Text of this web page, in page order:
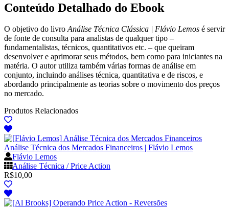
Conteúdo Detalhado do Ebook
O objetivo do livroAnálise Técnica Clássica | Flávio Lemos é servir
de fonte de consulta para analistas de qualquer tipo –
fundamentalistas, técnicos, quantitativos etc. – que queiram
desenvolver e aprimorar seus métodos, bem como para iniciantes na
matéria. O autor utiliza também várias formas de análise em
conjunto, incluindo análises técnica, quantitativa e de riscos, e
abordando principalmente as teorias sobre o movimento dos preços
no mercado.
Produtos Relacionados
Análise Técnica dos Mercados Financeiros | Flávio Lemos
Flávio Lemos
Análise Técnica / Price Action
R$10,00